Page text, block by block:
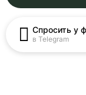
Спросить у
в Telegram